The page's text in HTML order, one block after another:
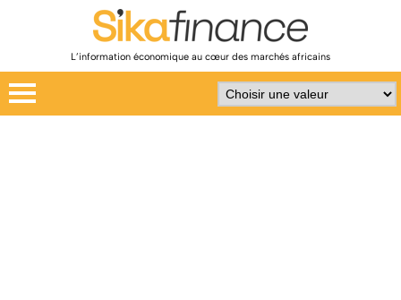
L’information économique au cœur des marchés africains